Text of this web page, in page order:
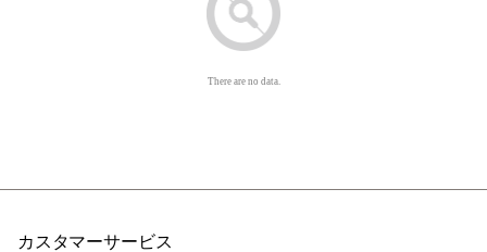
There are no data.
カスタマーサービス